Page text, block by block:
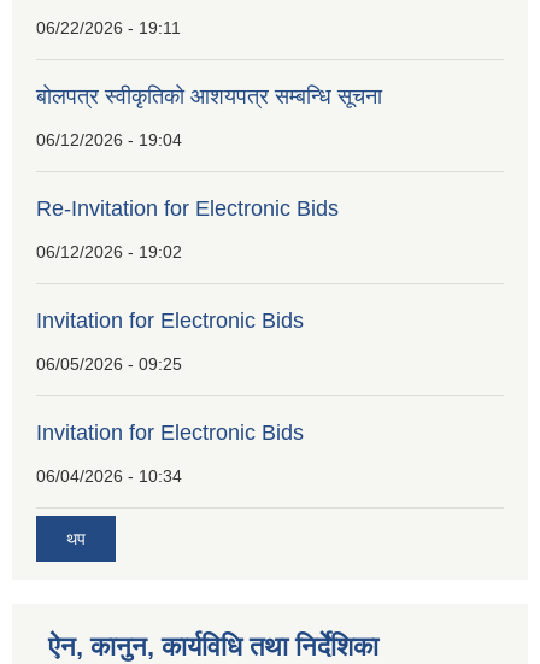
06/22/2026 - 19:11
बोलपत्र स्वीकृतिको आशयपत्र सम्बन्धि सूचना
06/12/2026 - 19:04
Re-Invitation for Electronic Bids
06/12/2026 - 19:02
Invitation for Electronic Bids
06/05/2026 - 09:25
Invitation for Electronic Bids
06/04/2026 - 10:34
थप
ऐन, कानुन, कार्यविधि तथा निर्देशिका